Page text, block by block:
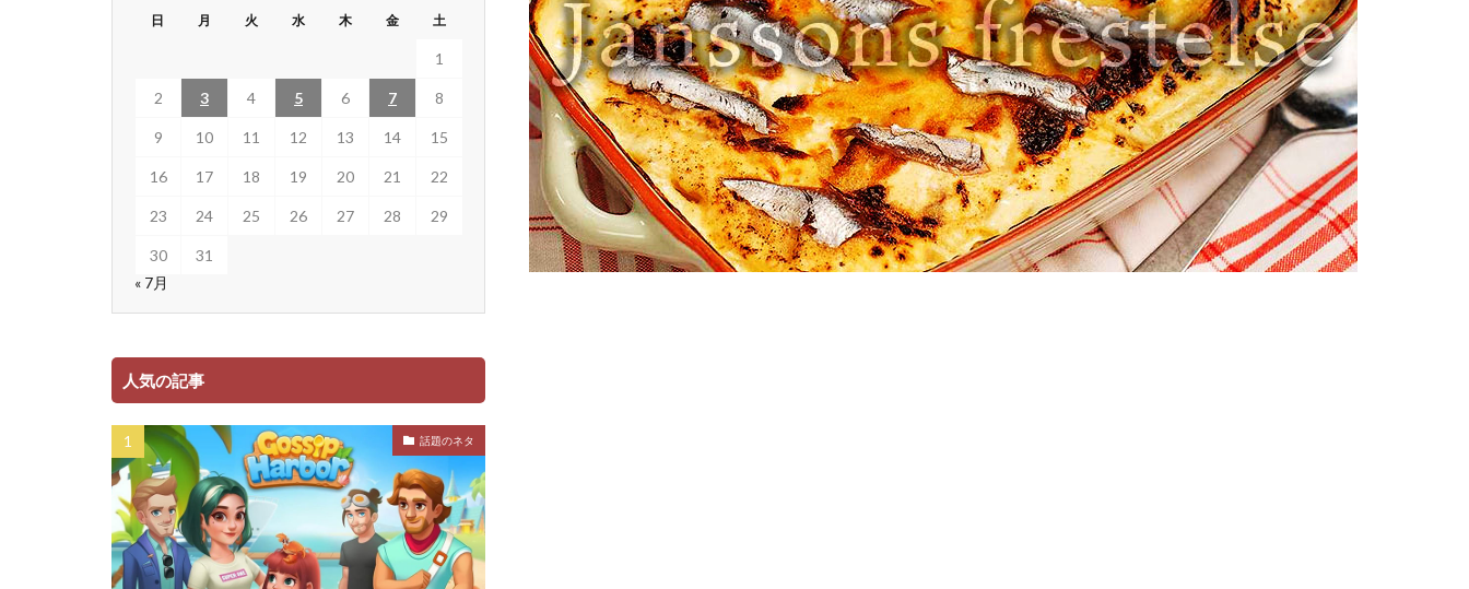
日 月 火 水 木 金 土
1
2 3 4 5 6 7 8
9 10 11 12 13 14 15
16 17 18 19 20 21 22
23 24 25 26 27 28 29
30
31
« 7月
人気の記事
話題のネタ